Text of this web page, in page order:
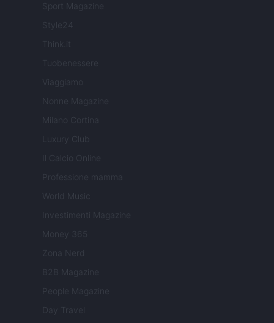
Sport Magazine
Style24
Think.it
Tuobenessere
Viaggiamo
Nonne Magazine
Milano Cortina
Luxury Club
Il Calcio Online
Professione mamma
World Music
Investimenti Magazine
Money 365
Zona Nerd
B2B Magazine
People Magazine
Day Travel